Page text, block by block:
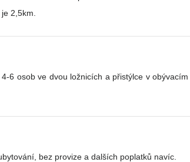
2,5km.
6 osob ve dvou ložnicích a přistýlce v
bez provize a dalších poplatků navíc.